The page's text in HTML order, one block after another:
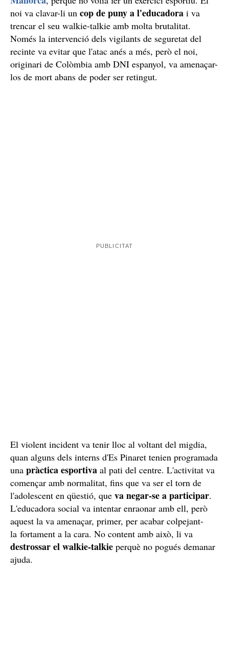
noi va clavar-li un cop de puny a l'educadora i va
trencar el seu walkie-talkie amb molta brutalitat.
Només la intervenció dels vigilants de seguretat del
recinte va evitar que l'atac anés a més, però el noi,
originari de Colòmbia amb DNI espanyol, va amenaçar-
los de mort abans de poder ser retingut.
El violent incident va tenir lloc al voltant del migdia,
quan alguns dels interns d'Es Pinaret tenien programada
una pràctica esportiva al pati del centre. L'activitat va
començar amb normalitat, fins que va ser el torn de
l'adolescent en qüestió, que va negar-se a participar.
L'educadora social va intentar enraonar amb ell, però
aquest la va amenaçar, primer, per acabar colpejant-
la fortament a la cara. No content amb això, li va
destrossar el walkie-talkie perquè no pogués demanar
ajuda.